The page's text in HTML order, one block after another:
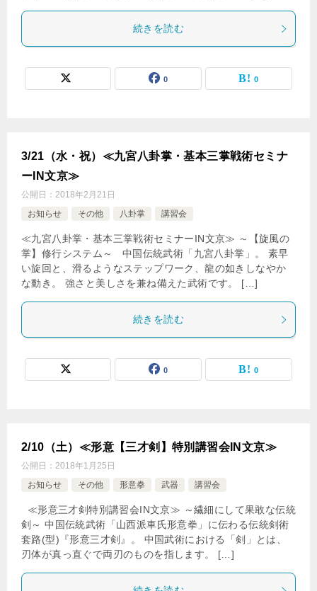
続きを読む
0 0
3/21（水・祝）≪九宮八卦掌・基本三掌戦術セミナ
ーIN文京≫
公開日： 2018年2月21日
お知らせ
その他 八卦掌 講習会
≪九宮八卦掌・基本三掌戦術セミナーIN文京≫ ～【旋風の
掌】修行システム～ 中国伝統武術「九宮八卦掌」。 素早
い旋回と、滑るようなステップワーク、龍の如きしなやか
な動き。 強さと美しさを兼ね備えた武術です。 […]
続きを読む
0 0
2/10（土）≪形意【三才剣】特別講習会IN文京≫
公開日： 2018年1月25日
お知らせ
その他 形意拳 武器 講習会
≪形意三才剣特別講習会IN文京≫ ～繊細にして果敢な伝統
剣～ 中国伝統武術「山西派車氏形意拳」に伝わる伝統剣術
套路(型)『形意三才剣』。 中国武術における「剣」とは、
刃体が真っ直ぐで両刃のものを指します。 […]